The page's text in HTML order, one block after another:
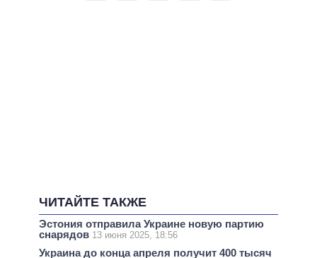
ЧИТАЙТЕ ТАКЖЕ
Эстония отправила Украине новую партию
снарядов 13 июня 2025, 18:56
Украина до конца апреля получит 400 тысяч